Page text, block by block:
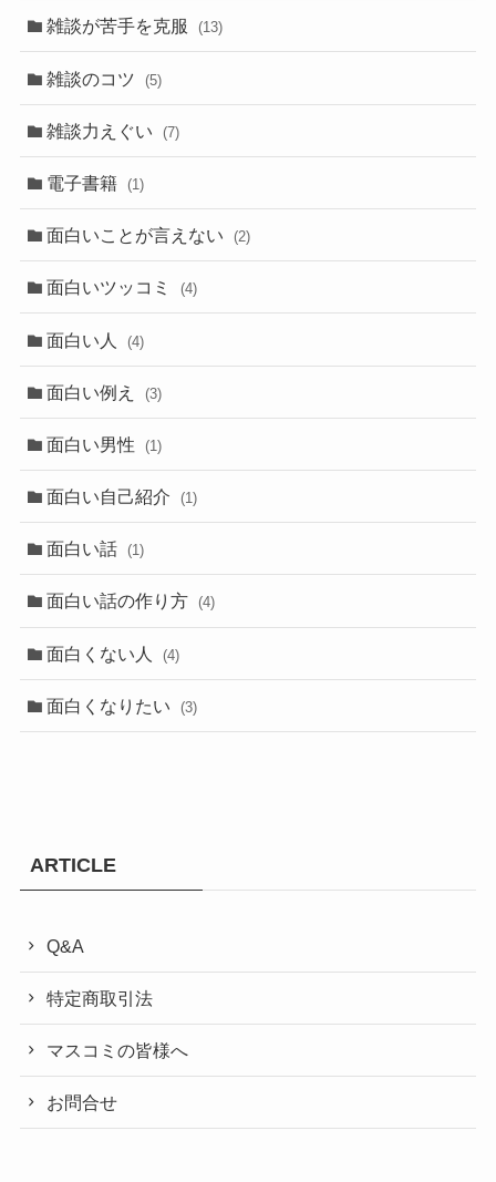
雑談が苦手を克服 (13)
雑談のコツ (5)
雑談力えぐい (7)
電子書籍 (1)
面白いことが言えない (2)
面白いツッコミ (4)
面白い人 (4)
面白い例え (3)
面白い男性 (1)
面白い自己紹介 (1)
面白い話 (1)
面白い話の作り方 (4)
面白くない人 (4)
面白くなりたい (3)
ARTICLE
Q&A
特定商取引法
マスコミの皆様へ
お問合せ